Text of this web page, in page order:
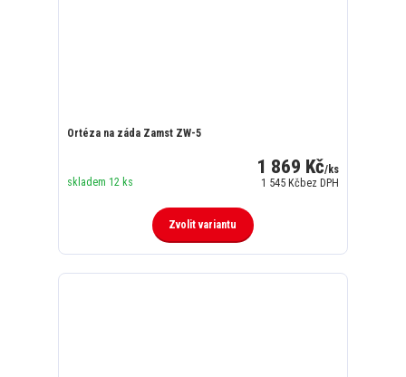
Ortéza na záda Zamst ZW-5
1 869 Kč/ks
1 545 Kčbez DPH
skladem 12 ks
Zvolit variantu